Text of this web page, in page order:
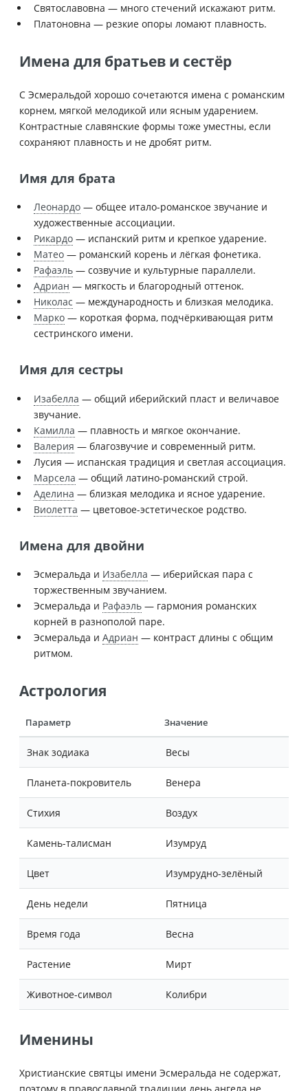
Святославовна — много стечений искажают ритм.
Платоновна — резкие опоры ломают плавность.
Имена для братьев и сестёр
С Эсмеральдой хорошо сочетаются имена с романским
корнем, мягкой мелодикой или ясным ударением.
Контрастные славянские формы тоже уместны, если
сохраняют плавность и не дробят ритм.
Имя для брата
Леонардо — общее итало-романское звучание и
художественные ассоциации.
Рикардо — испанский ритм и крепкое ударение.
Матео — романский корень и лёгкая фонетика.
Рафаэль — созвучие и культурные параллели.
Адриан — мягкость и благородный оттенок.
Николас — международность и близкая мелодика.
Марко — короткая форма, подчёркивающая ритм
сестринского имени.
Имя для сестры
Изабелла — общий иберийский пласт и величавое
звучание.
Камилла — плавность и мягкое окончание.
Валерия — благозвучие и современный ритм.
Лусия — испанская традиция и светлая ассоциация.
Марсела — общий латино-романский строй.
Аделина — близкая мелодика и ясное ударение.
Виолетта — цветовое-эстетическое родство.
Имена для двойни
Эсмеральда и Изабелла — иберийская пара с
торжественным звучанием.
Эсмеральда и Рафаэль — гармония романских
корней в разнополой паре.
Эсмеральда и Адриан — контраст длины с общим
ритмом.
Астрология
Параметр Значение
Знак зодиака Весы
Планета-покровитель Венера
Стихия Воздух
Камень-талисман Изумруд
Цвет Изумрудно-зелёный
День недели Пятница
Время года Весна
Растение Мирт
Животное-символ Колибри
Именины
Христианские святцы имени Эсмеральда не содержат,